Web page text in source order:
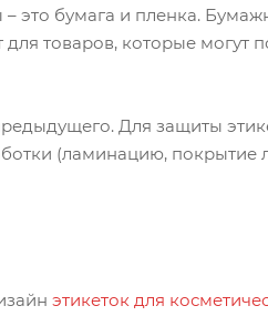
бумага и пленка.
товаров, которые могут
Для защиты
(ламинацию, покрытие
этикеток для